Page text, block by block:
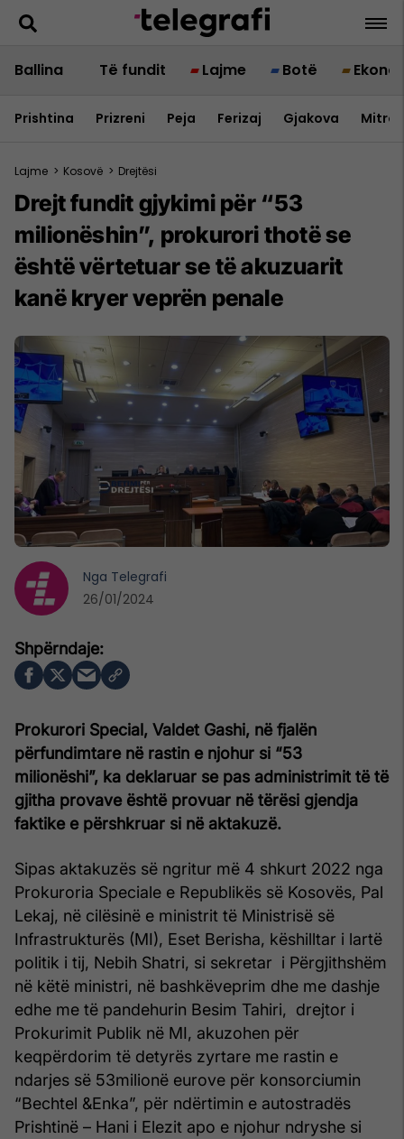
Ballina Të fundit Lajme Botë
Prishtina Prizreni Peja Ferizaj Gjakova
Lajme > Kosovë > Drejtësi
Drejt fundit gjykimi për “53
milionëshin”, prokurori thotë se
është vërtetuar se të akuzuarit
kanë kryer veprën penale
Prokurori Special, Valdet Gashi, në fjalën
përfundimtare në rastin e njohur si “53
milionëshi”, ka deklaruar se pas administrimit të të
gjitha provave është provuar në tërësi gjendja
faktike e përshkruar si në aktakuzë.
Sipas aktakuzës së ngritur më 4 shkurt 2022 nga
Prokuroria Speciale e Republikës së Kosovës, Pal
Lekaj, në cilësinë e ministrit të Ministrisë së
Infrastrukturës (MI), Eset Berisha, këshilltar i lartë
politik i tij, Nebih Shatri, si sekretar i Përgjithshëm
në këtë ministri, në bashkëveprim dhe me dashje
edhe me të pandehurin Besim Tahiri, drejtor i
Prokurimit Publik në MI, akuzohen për
keqpërdorim të detyrës zyrtare me rastin e
ndarjes së 53milionë eurove për konsorciumin
“Bechtel &Enka”, për ndërtimin e autostradës
Prishtinë – Hani i Elezit apo e njohur ndryshe si
Nga Telegrafi
26/01/2024